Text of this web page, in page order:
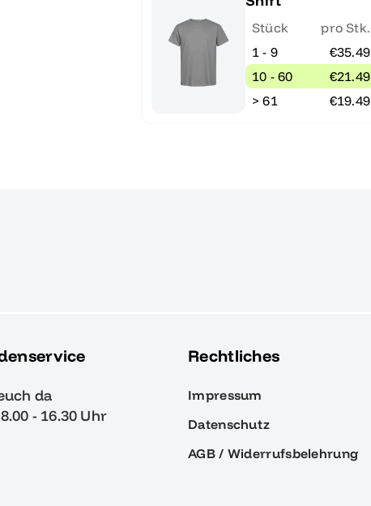
Stück
pro Stk.
1 - 9
€35.49
10 - 60
€21.49
> 61
€19.49
da
- 16.30 Uhr
Rechtliches
Impressum
Datenschutz
AGB / Widerrufsbelehrung